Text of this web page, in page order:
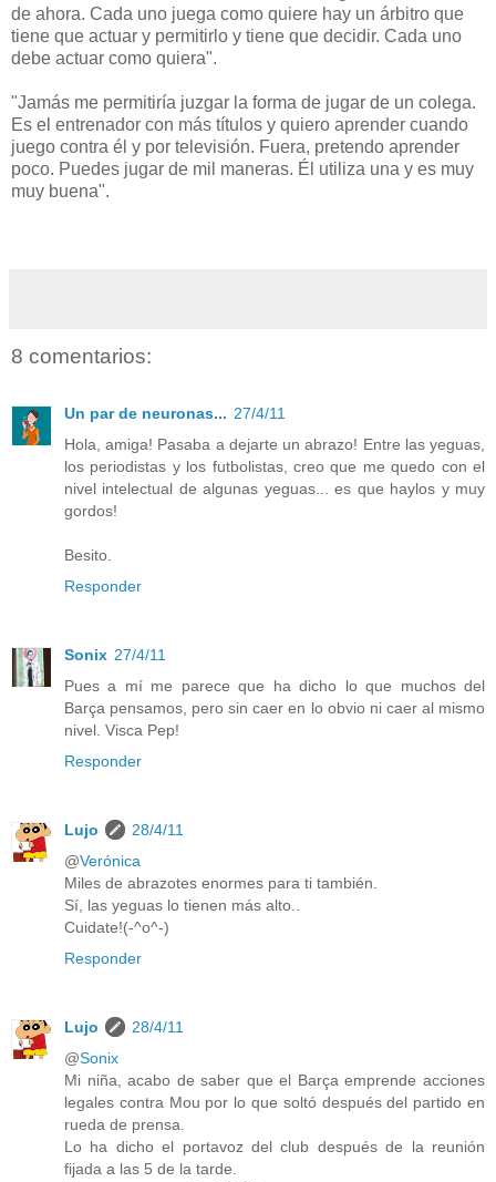
de ahora. Cada uno juega como quiere hay un árbitro que
tiene que actuar y permitirlo y tiene que decidir. Cada uno
debe actuar como quiera".
"Jamás me permitiría juzgar la forma de jugar de un colega.
Es el entrenador con más títulos y quiero aprender cuando
juego contra él y por televisión. Fuera, pretendo aprender
poco. Puedes jugar de mil maneras. Él utiliza una y es muy
muy buena".
8 comentarios:
Un par de neuronas... 27/4/11
Hola, amiga! Pasaba a dejarte un abrazo! Entre las yeguas,
los periodistas y los futbolistas, creo que me quedo con el
nivel intelectual de algunas yeguas... es que haylos y muy
gordos!
Besito.
Responder
Sonix 27/4/11
Pues a mí me parece que ha dicho lo que muchos del
Barça pensamos, pero sin caer en lo obvio ni caer al mismo
nivel. Visca Pep!
Responder
Lujo
28/4/11
@Verónica
Miles de abrazotes enormes para ti también.
Sí, las yeguas lo tienen más alto..
Cuidate!(-^o^-)
Responder
Lujo
28/4/11
@Sonix
Mi niña, acabo de saber que el Barça emprende acciones
legales contra Mou por lo que soltó después del partido en
rueda de prensa.
Lo ha dicho el portavoz del club después de la reunión
fijada a las 5 de la tarde.